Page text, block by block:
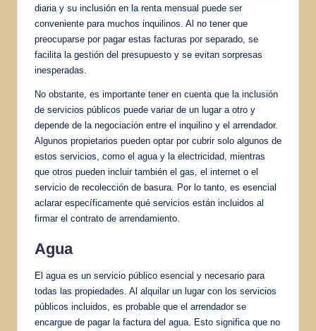
diaria y su inclusión en la renta mensual puede ser
conveniente para muchos inquilinos. Al no tener que
preocuparse por pagar estas facturas por separado, se
facilita la gestión del presupuesto y se evitan sorpresas
inesperadas.
No obstante, es importante tener en cuenta que la inclusión
de servicios públicos puede variar de un lugar a otro y
depende de la negociación entre el inquilino y el arrendador.
Algunos propietarios pueden optar por cubrir solo algunos de
estos servicios, como el agua y la electricidad, mientras
que otros pueden incluir también el gas, el internet o el
servicio de recolección de basura. Por lo tanto, es esencial
aclarar específicamente qué servicios están incluidos al
firmar el contrato de arrendamiento.
Agua
El agua es un servicio público esencial y necesario para
todas las propiedades. Al alquilar un lugar con los servicios
públicos incluidos, es probable que el arrendador se
encargue de pagar la factura del agua. Esto significa que no